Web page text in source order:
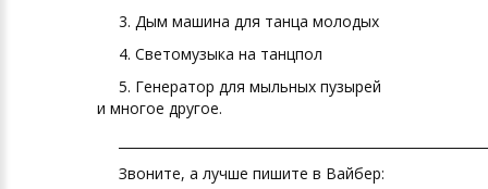
3. Дым машина для танца молодых
4. Светомузыка на танцпол
5. Генератор для мыльных пузырей
и многое другое.
Звоните, а лучше пишите в Вайбер: